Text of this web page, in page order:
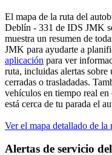
El mapa de la ruta del
Deblín - 331 de IDS JMK
muestra un resumen de
JMK para ayudarte a
aplicación para ver
ruta, incluidas alertas sobre
cerradas o trasladadas.
vehículos en tiempo real en
está cerca de tu parada el
Ver el mapa detallado de la
Alertas de servicio